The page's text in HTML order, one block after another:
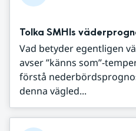
Tolka SMHIs
Vad betyder egentligen
avser ”känns som”-
förstå
denna vägled...